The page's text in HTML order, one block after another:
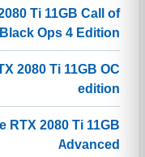
Ti 11GB Call of
Ops 4 Edition
2080 Ti 11GB OC
edition
RTX 2080 Ti 11GB
Advanced